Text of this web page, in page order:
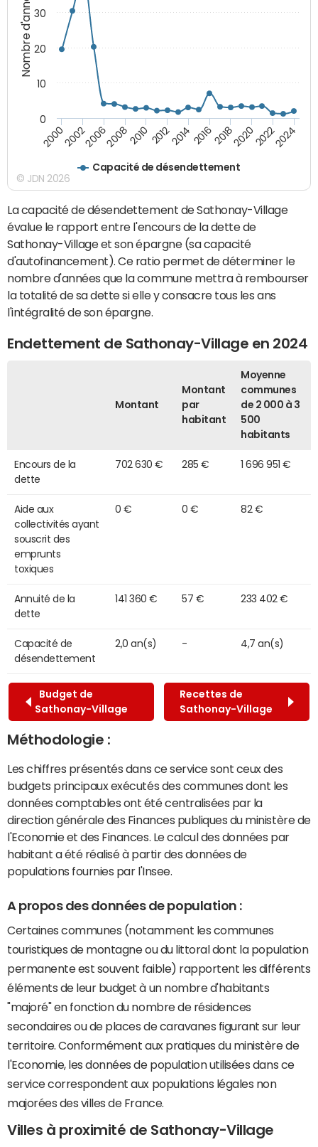
Nombre d'années
Capacité de désendettement
20002002200620082010 2012201420162018202020222024
0
10
20
30
© JDN 2026
La capacité de désendettement de Sathonay-Village
évalue le rapport entre l'encours de la dette de
Sathonay-Village et son épargne (sa capacité
d'autofinancement). Ce ratio permet de déterminer le
nombre d'années que la commune mettra à rembourser
la totalité de sa dette si elle y consacre tous les ans
l'intégralité de son épargne.
Endettement de Sathonay-Village en 2024
Montant
Montant
par
habitant
Moyenne
communes
de 2 000 à 3
500
habitants
Encours de la
dette
702 630 € 285 € 1 696 951 €
Aide aux
collectivités ayant
souscrit des
emprunts
toxiques
0 € 0 € 82 €
Annuité de la
dette
141 360 € 57 € 233 402 €
Capacité de
désendettement
2,0 an(s) - 4,7 an(s)
Budget de
Sathonay-Village
Recettes de
Sathonay-Village
Méthodologie :
Les chiffres présentés dans ce service sont ceux des
budgets principaux exécutés des communes dont les
données comptables ont été centralisées par la
direction générale des Finances publiques du ministère de
l'Economie et des Finances. Le calcul des données par
habitant a été réalisé à partir des données de
populations fournies par l'Insee.
A propos des données de population :
Certaines communes (notamment les communes
touristiques de montagne ou du littoral dont la population
permanente est souvent faible) rapportent les différents
éléments de leur budget à un nombre d'habitants
"majoré" en fonction du nombre de résidences
secondaires ou de places de caravanes figurant sur leur
territoire. Conformément aux pratiques du ministère de
l'Economie, les données de population utilisées dans ce
service correspondent aux populations légales non
majorées des villes de France.
Villes à proximité de Sathonay-Village